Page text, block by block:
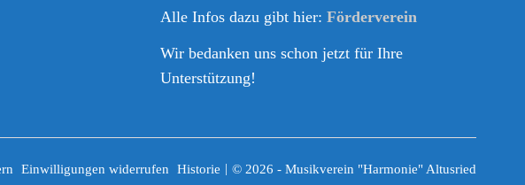
Alle Infos dazu gibt hier: Förderverein
Wir bedanken uns schon jetzt für Ihre
Unterstützung!
© 2026 - Musikverein "Harmonie" Altusried
Einwilligungen widerrufen Historie